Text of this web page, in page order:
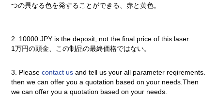
つの異なる色を発することができる、赤と黄色。
2. 10000 JPY is the deposit, not the final price of this laser.
1万円の頭金、この制品の最終価格ではない。
3. Pleasecontact usand tell us your all parameter reqirements.
then we can offer you a quotation based on your needs.Then
we can offer you a quotation based on your needs.